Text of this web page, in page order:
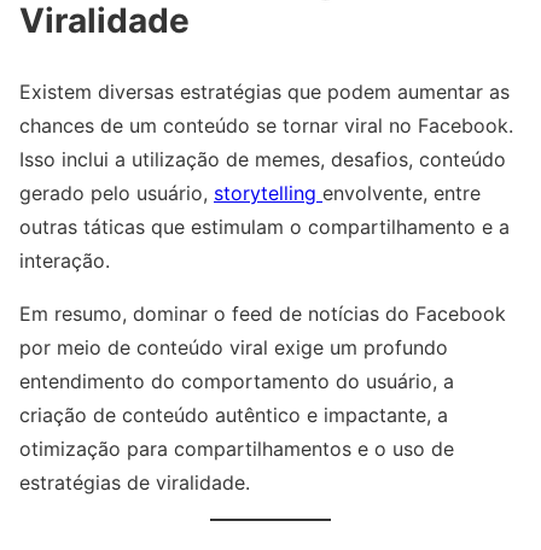
Viralidade
Existem diversas estratégias que podem aumentar as
chances de um conteúdo se tornar viral no Facebook.
Isso inclui a utilização de memes, desafios, conteúdo
gerado pelo usuário, storytelling envolvente, entre
outras táticas que estimulam o compartilhamento e a
interação.
Em resumo, dominar o feed de notícias do Facebook
por meio de conteúdo viral exige um profundo
entendimento do comportamento do usuário, a
criação de conteúdo autêntico e impactante, a
otimização para compartilhamentos e o uso de
estratégias de viralidade.